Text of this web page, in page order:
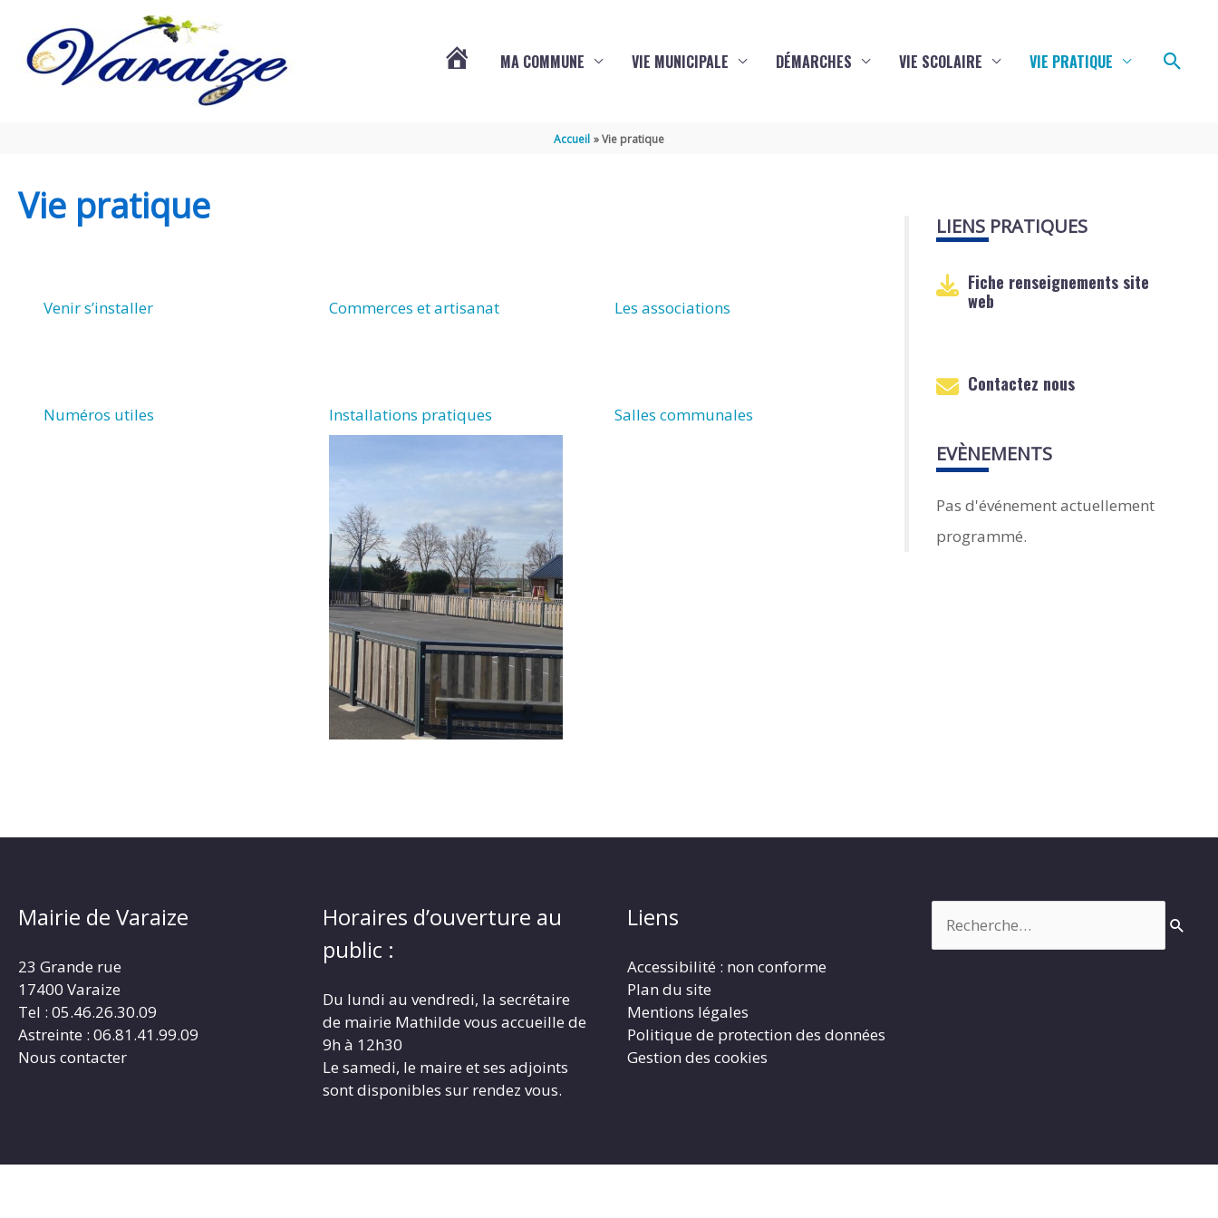
MA COMMUNE VIE MUNICIPALE DÉMARCHES VIE SCOLAIRE VIE PRATIQUE
Accueil Vie pratique
Vie pratique
Venir s’installer Commerces et artisanat Les associations
Numéros utiles Installations pratiques Salles communales
LIENS PRATIQUES
Fiche renseignements site
web
Contactez nous
EVÈNEMENTS
Pas d'événement actuellement
programmé.
Mairie de Varaize
23 Grande rue
17400 Varaize
Tel : 05.46.26.30.09
Astreinte : 06.81.41.99.09
Nous contacter
Horaires d’ouverture au
public :
Du lundi au vendredi, la secrétaire
de mairie Mathilde vous accueille de
9h à 12h30
Le samedi, le maire et ses adjoints
sont disponibles sur rendez vous.
Liens
Accessibilité : non conforme
Plan du site
Mentions légales
Politique de protection des données
Gestion des cookies